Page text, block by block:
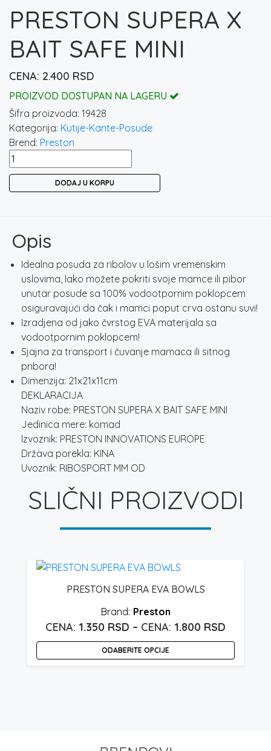
PRESTON SUPERA X
BAIT SAFE MINI
2.400 RSD
PROIZVOD DOSTUPAN NA LAGERU
Šifra proizvoda: 19428
Kategorija: Kutije-Kante-Posude
Brend: Preston
PRESTON
SUPERA
količina
DODAJ U KORPU
Opis
Idealna posuda za ribolov u lošim vremenskim
uslovima, lako možete pokriti svoje mamce ili pibor
unutar posude sa 100% vodootpornim poklopcem
osiguravajući da čak i mamci poput crva ostanu suvi!
Izradjena od jako čvrstog EVA materijala sa
vodootpornim poklopcem!
Sjajna za transport i čuvanje mamaca ili sitnog
pribora!
Dimenzija: 21x21x11cm
DEKLARACIJA
Naziv robe: PRESTON SUPERA X BAIT SAFE MINI
Jedinica mere: komad
Izvoznik: PRESTON INNOVATIONS EUROPE
Država porekla: KINA
Uvoznik: RIBOSPORT MM OD
SLIČNI PROIZVODI
PRESTON SUPERA EVA BOWLS
Preston
1.350 RSD – 1.800 RSD
cena:
od
ODABERITE OPCIJE